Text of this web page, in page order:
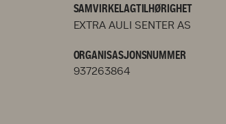
SAMVIRKELAGTILHØRIGHET
EXTRA AULI SENTER AS
ORGANISASJONSNUMMER
937263864